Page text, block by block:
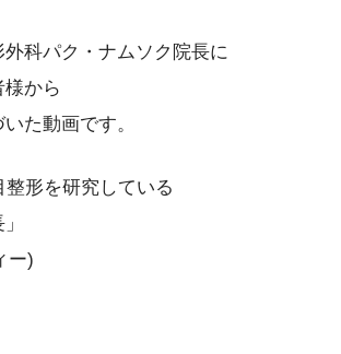
科パク・ナムソク院長に
から
た動画です。
整形を研究している
ー)